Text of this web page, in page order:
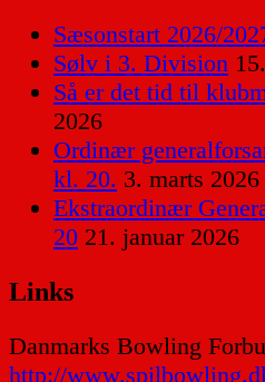
Sæsonstart 2026/
Sølv i 3. Division
Så er det tid til
2026
Ordinær
kl. 20. 3. marts 2026
Ekstraordinær
20 21. januar 2026
Links
Danmarks Bowling
http://